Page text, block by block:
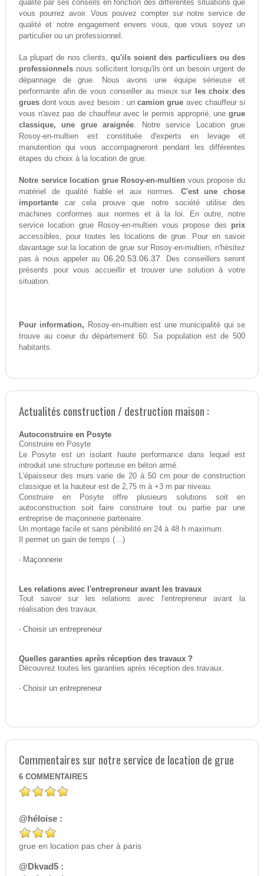
qualité par ses conseils en fonction des différentes situations que
vous pourrez avoir. Vous pouvez compter sur notre service de
qualité et notre engagement envers vous, que vous soyez un
particulier ou un professionnel.
La plupart de nos clients, qu'ils soient des particuliers ou des
professionnelsnous sollicitent lorsqu'ils ont un besoin urgent de
dépannage de grue. Nous avons une équipe sérieuse et
performante afin de vous conseiller au mieux sur
les choix des
gruesdont vous avez besoin : uncamion grue avec chauffeur si
vous n'avez pas de chauffeur avec le permis approprié, unegrue
classique, une grue araignée. Notre service Location grue
Rosoy-en-multien est constituée d'experts en levage et
manutention qui vous accompagneront pendant les différentes
étapes du choix à la location de grue.
Notre service location grue Rosoy-en-multien vous propose du
matériel de qualité fiable et aux normes. C'est une chose
importantecar cela prouve que notre société utilise des
machines conformes aux normes et à la loi. En outre, notre
service location grue Rosoy-en-multien vous propose des prix
accessibles, pour toutes les locations de grue. Pour en savoir
davantage sur la location de grue sur Rosoy-en-multien, n'hésitez
pas à nous appeler au 06.20.53.06.37. Des conseillers seront
présents pour vous accueillir et trouver une solution à votre
situation.
Pour information, Rosoy-en-multien est une municipalité qui se
trouve au coeur du département 60. Sa population est de 500
habitants.
Actualités construction / destruction maison :
Autoconstruire en Posyte
Construire en Posyte
Le Posyte est un isolant haute performance dans lequel est
introduit une structure porteuse en béton armé.
L'épaisseur des murs varie de 20 à 50 cm pour de construction
classique et la hauteur est de 2,75 m à +3 m par niveau.
Construire en Posyte offre plusieurs solutions soit en
autoconstruction soit faire construire tout ou partie par une
entreprise de maçonnerie partenaire.
Un montage facile et sans pénibilité en 24 à 48 h maximum.
Il permet un gain de temps (…)
- Maçonnerie
Les relations avec l'entrepreneur avant les travaux
Tout savoir sur les relations avec l'entrepreneur avant la
réalisation des travaux.
- Choisir un entrepreneur
Quelles garanties après réception des travaux ?
Découvrez toutes les garanties après réception des travaux.
- Choisir un entrepreneur
Commentaires sur notre service de location de grue
6 COMMENTAIRES
@héloise :
grue en location pas cher à paris
@Dkvad5 :